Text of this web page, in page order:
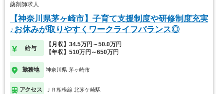
薬剤師求人
【神奈川県茅ヶ崎市】子育て支援制度や研修制度充実
♪お休みが取りやすくワークライフバランス◎
給与
【月収】34.5万円～50.0万円
【年収】510万円～650万円
勤務地 神奈川県 茅ヶ崎市
アクセス ＪＲ相模線 北茅ケ崎駅